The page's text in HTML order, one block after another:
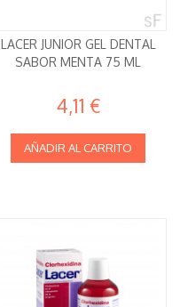
LACER JUNIOR GEL DENTAL
SABOR MENTA 75 ML
4,11 €
AÑADIR AL CARRITO